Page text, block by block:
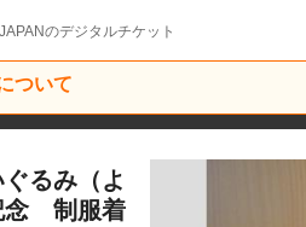
のデジタルチケット
ついて
るみ（よ
念 制服着